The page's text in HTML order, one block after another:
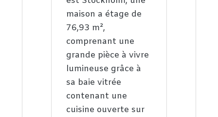
maison a étage de
76,93 m²,
comprenant une
grande pièce à vivre
lumineuse grâce à
sa baie vitrée
contenant une
cuisine ouverte sur